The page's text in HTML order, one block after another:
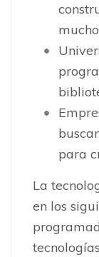
para
La
en los